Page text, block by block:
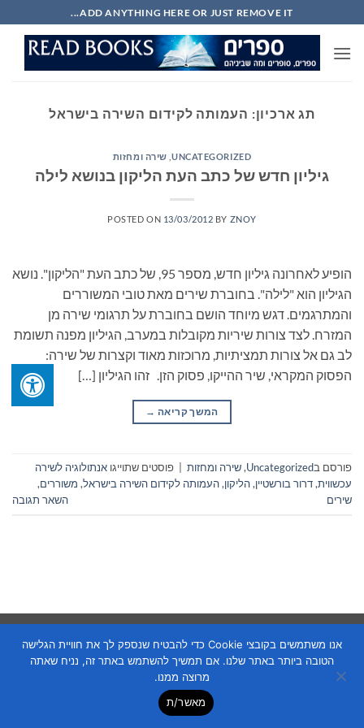
to
content
ADD ANYTHING HERE OR JUST REMOVE IT...
תג ארכיון: העמותה לקידום השירה בישראל
UNCATEGORIZED שירה ומחזות
גיליון חדש של כתב העת הליקון בנושא לילה
POSTED ON 13/03/2012 BY ZNOY
הופיע לאחרונה גיליון חדש, מספר 95, של כתב העת "הליקון". נושא
הגיליון הוא "לילה". בחוברת שירים מאת טובי המשוררים
והמתרגמים. דגש מיוחד הושם בחוברת על תרגומי שירה מן
המזרח. לצד צורות שיריות מקובלות במערב, הגיליון מפנה תשומת
לב גם אל צורות תמציתיות, מרוכזות מאוד וקצרות של שירה:
הפסוק המקראי, שיר ההייקו, פסוק הזן. זהו הגיליון […]
המשך קריאה →
פורסם בUncategorized
,שירה ומחזות פוסטים שתוייגו אנתולוגיה לשירה
עכשווית,דרור בורשטיין,הליקון,העמותה לקידום השירה בישראל, משוררים,
שירים
השאר תגובה
אנו משתמשים בקובצי Cookie כדי להבטיח שנספק לך את חוויית הגלישה
הטובה ביותר באתר שלנו. אם תמשיך להשתמש באתר זה, נניח שאתה
מרוצה ממנו.
מאשר/ת